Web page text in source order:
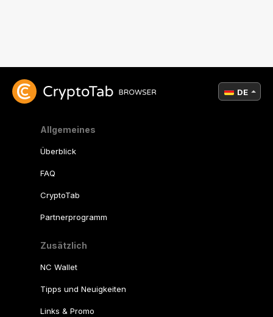
Allgemeines
Überblick
FAQ
CryptoTab
Partnerprogramm
Zusätzlich
NC Wallet
Tipps und Neuigkeiten
Links & Promo
DE